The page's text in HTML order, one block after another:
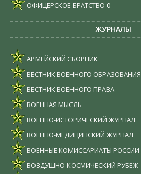
ОФИЦЕРСКОЕ БРАТСТВО 0
ЖУРНАЛЫ
АРМЕЙСКИЙ СБОРНИК
ВЕСТНИК ВОЕННОГО ОБРАЗОВАНИЯ
ВЕСТНИК ВОЕННОГО ПРАВА
ВОЕННАЯ МЫСЛЬ
ВОЕННО-ИСТОРИЧЕСКИЙ ЖУРНАЛ
ВОЕННО-МЕДИЦИНСКИЙ ЖУРНАЛ
ВОЕННЫЕ КОМИССАРИАТЫ РОССИИ
ВОЗДУШНО-КОСМИЧЕСКИЙ РУБЕЖ